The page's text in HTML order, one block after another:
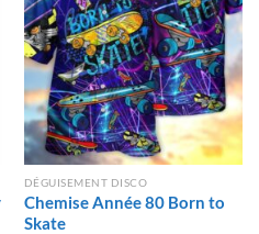
DÉGUISEMENT DISCO
Chemise Année 80 Born to
Skate